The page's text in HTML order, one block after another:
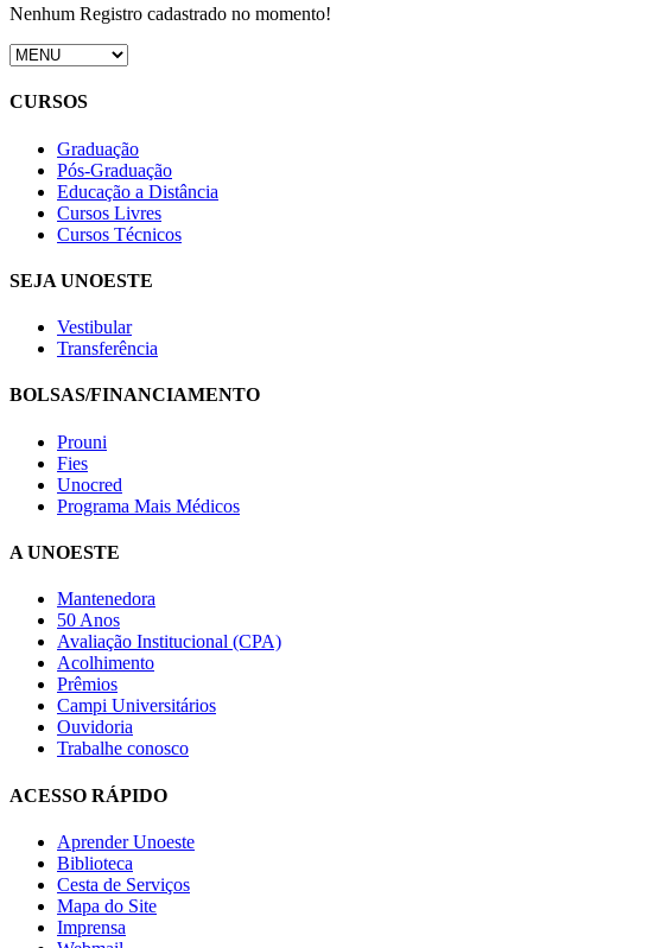
Nenhum Registro cadastrado no momento!
CURSOS
Graduação
Pós-Graduação
Educação a Distância
Cursos Livres
Cursos Técnicos
SEJA UNOESTE
Vestibular
Transferência
BOLSAS/FINANCIAMENTO
Prouni
Fies
Unocred
Programa Mais Médicos
A UNOESTE
Mantenedora
50 Anos
Avaliação Institucional (CPA)
Acolhimento
Prêmios
Campi Universitários
Ouvidoria
Trabalhe conosco
ACESSO RÁPIDO
Aprender Unoeste
Biblioteca
Cesta de Serviços
Mapa do Site
Imprensa